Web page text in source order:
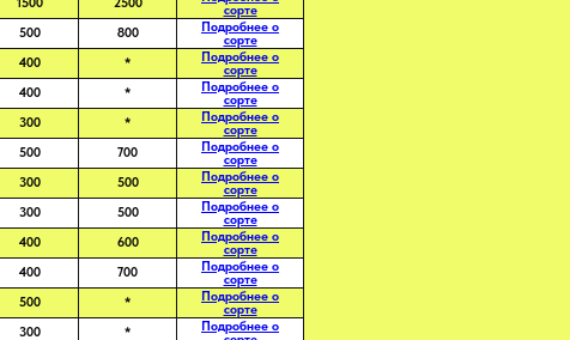
сорте
500 800
Подробнее о
сорте
400 *
Подробнее о
сорте
400 *
Подробнее о
сорте
300 *
Подробнее о
сорте
500 700
Подробнее о
сорте
300 500
Подробнее о
сорте
300 500
Подробнее о
сорте
400 600
Подробнее о
сорте
400 700
Подробнее о
сорте
500 *
Подробнее о
сорте
300 *
Подробнее о